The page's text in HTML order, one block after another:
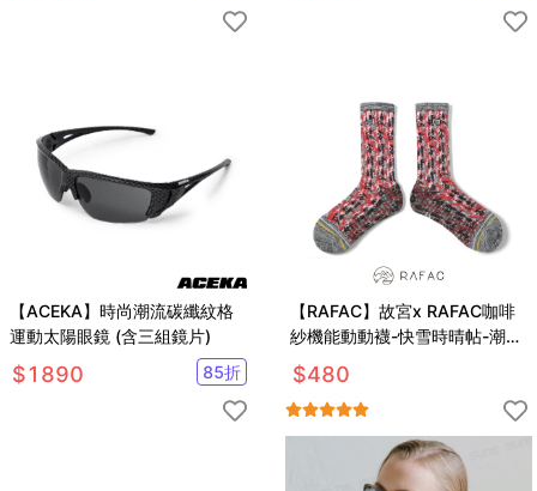
【ACEKA】時尚潮流碳纖紋格
運動太陽眼鏡 (含三組鏡片)
$1890 85折
【RAFAC】故宮x RAFAC咖啡
紗機能動動襪-快雪時晴帖-潮流
紅
$480